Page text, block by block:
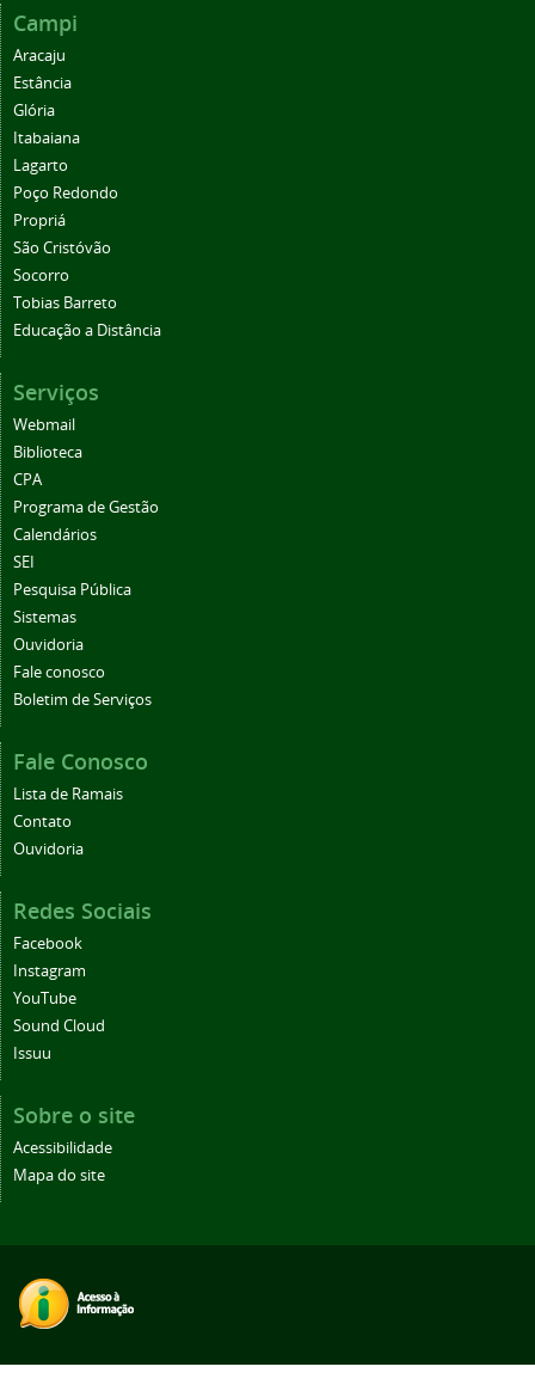
Campi
Aracaju
Estância
Glória
Itabaiana
Lagarto
Poço Redondo
Propriá
São Cristóvão
Socorro
Tobias Barreto
Educação a Distância
Serviços
Webmail
Biblioteca
CPA
Programa de Gestão
Calendários
SEI
Pesquisa Pública
Sistemas
Ouvidoria
Fale conosco
Boletim de Serviços
Fale Conosco
Lista de Ramais
Contato
Ouvidoria
Redes Sociais
Facebook
Instagram
YouTube
Sound Cloud
Issuu
Sobre o site
Acessibilidade
Mapa do site